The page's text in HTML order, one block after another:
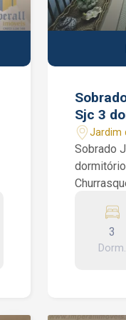
gourmet,
estudos,
spa,
playground. João Ferreira Corretor
Imóveis
99668-
Sjc 3
m² e
Jardim
Sobrado
dormitórios
Churrasqueira - Sobrado
Lindo
sendo 1
armários
3
Dorm.